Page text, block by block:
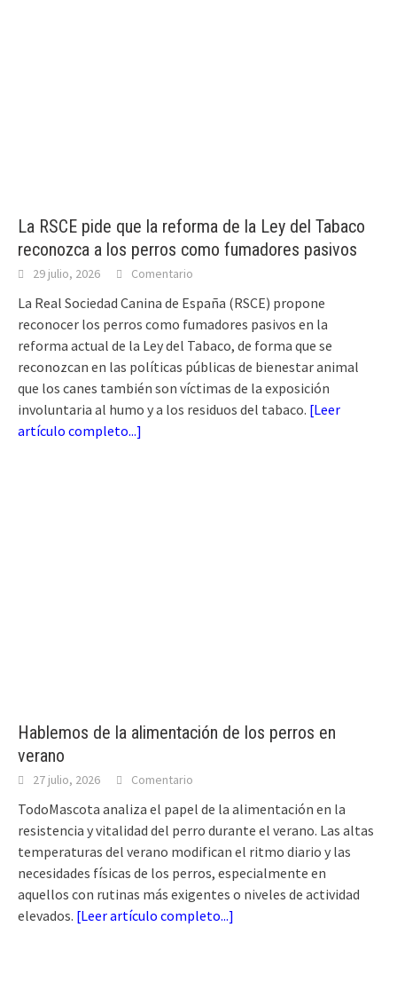
La RSCE pide que la reforma de la Ley del Tabaco
reconozca a los perros como fumadores pasivos
29 julio, 2026 Comentario
La Real Sociedad Canina de España (RSCE) propone
reconocer los perros como fumadores pasivos en la
reforma actual de la Ley del Tabaco, de forma que se
reconozcan en las políticas públicas de bienestar animal
que los canes también son víctimas de la exposición
involuntaria al humo y a los residuos del tabaco. [Leer
artículo completo...]
Hablemos de la alimentación de los perros en
verano
27 julio, 2026 Comentario
TodoMascota analiza el papel de la alimentación en la
resistencia y vitalidad del perro durante el verano. Las altas
temperaturas del verano modifican el ritmo diario y las
necesidades físicas de los perros, especialmente en
aquellos con rutinas más exigentes o niveles de actividad
elevados. [Leer artículo completo...]